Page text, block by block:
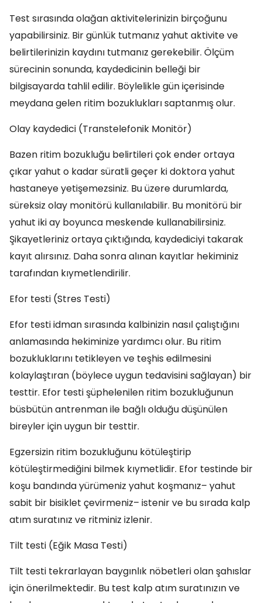
Test sırasında olağan aktivitelerinizin birçoğunu
yapabilirsiniz. Bir günlük tutmanız yahut aktivite ve
belirtilerinizin kaydını tutmanız gerekebilir. Ölçüm
sürecinin sonunda, kaydedicinin belleği bir
bilgisayarda tahlil edilir. Böylelikle gün içerisinde
meydana gelen ritim bozuklukları saptanmış olur.
Olay kaydedici (Transtelefonik Monitör)
Bazen ritim bozukluğu belirtileri çok ender ortaya
çıkar yahut o kadar süratli geçer ki doktora yahut
hastaneye yetişemezsiniz. Bu üzere durumlarda,
süreksiz olay monitörü kullanılabilir. Bu monitörü bir
yahut iki ay boyunca meskende kullanabilirsiniz.
Şikayetleriniz ortaya çıktığında, kaydediciyi takarak
kayıt alırsınız. Daha sonra alınan kayıtlar hekiminiz
tarafından kıymetlendirilir.
Efor testi (Stres Testi)
Efor testi idman sırasında kalbinizin nasıl çalıştığını
anlamasında hekiminize yardımcı olur. Bu ritim
bozukluklarını tetikleyen ve teşhis edilmesini
kolaylaştıran (böylece uygun tedavisini sağlayan) bir
testtir. Efor testi şüphelenilen ritim bozukluğunun
büsbütün antrenman ile bağlı olduğu düşünülen
bireyler için uygun bir testtir.
Egzersizin ritim bozukluğunu kötüleştirip
kötüleştirmediğini bilmek kıymetlidir. Efor testinde bir
koşu bandında yürümeniz yahut koşmanız– yahut
sabit bir bisiklet çevirmeniz– istenir ve bu sırada kalp
atım suratınız ve ritminiz izlenir.
Tilt testi (Eğik Masa Testi)
Tilt testi tekrarlayan baygınlık nöbetleri olan şahıslar
için önerilmektedir. Bu test kalp atım suratınızın ve